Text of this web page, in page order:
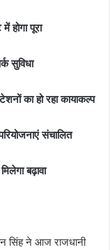
पूरा
सुविधा
का हो रहा कायाकल्प
संचालित
बढ़ावा
सिंह ने आज राजधानी